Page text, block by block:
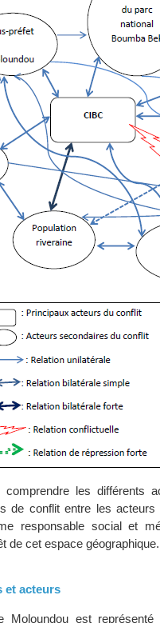
les différents
de conflit entre les
responsable social et
de cet espace géographique.
et acteurs
Moloundou est